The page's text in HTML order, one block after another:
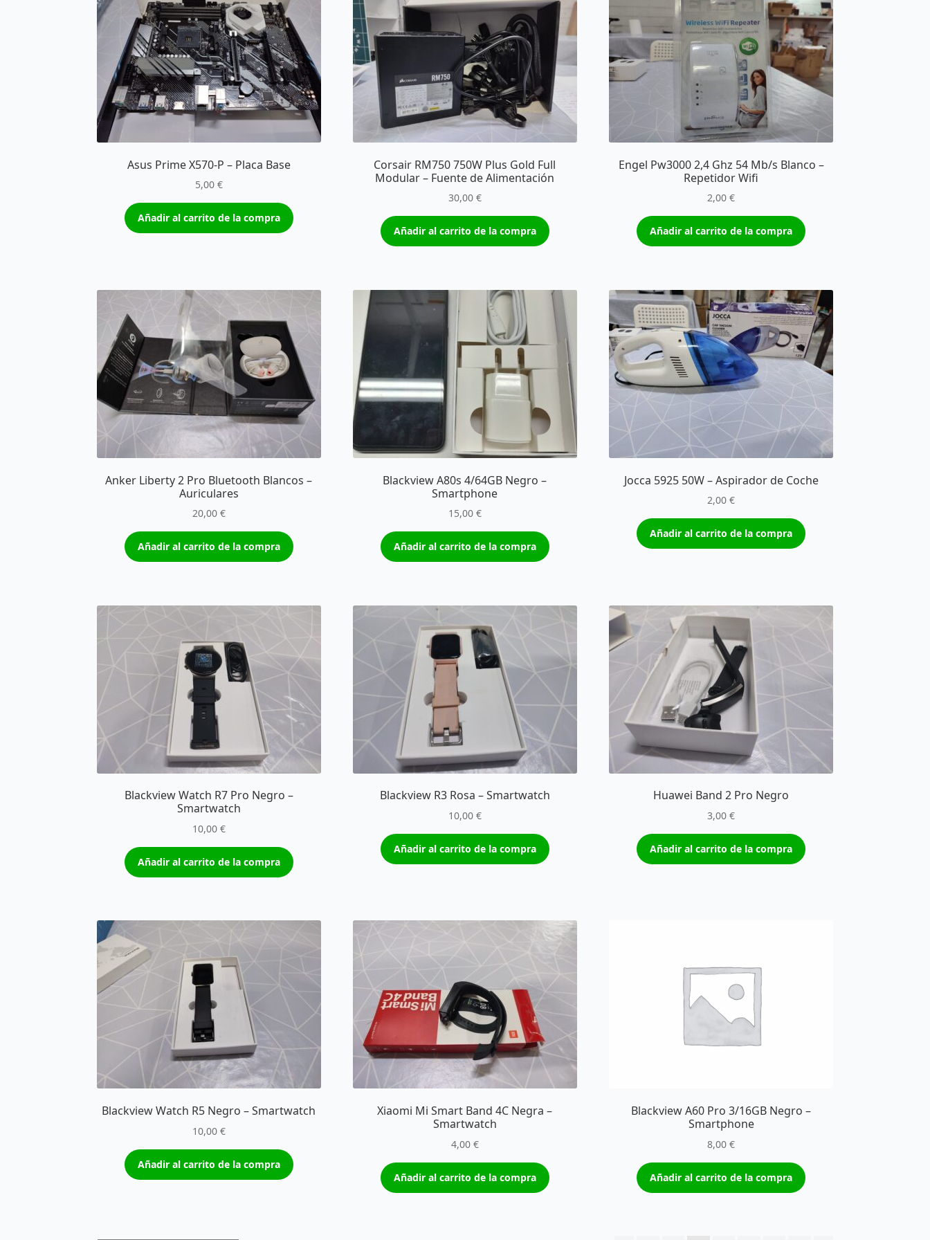
Asus Prime X570-P – Placa Base
5,00 €
Añadir al carrito de la compra
Corsair RM750 750W Plus Gold Full
Modular – Fuente de Alimentación
30,00 €
Añadir al carrito de la compra
Engel Pw3000 2,4 Ghz 54 Mb/s Blanco –
Repetidor Wifi
2,00€
Añadir al carrito de la compra
Anker Liberty 2 Pro Bluetooth Blancos –
Auriculares
20,00 €
Añadir al carrito de la compra
Blackview A80s 4/64GB Negro –
Smartphone
15,00 €
Añadir al carrito de la compra
Jocca 5925 50W – Aspirador de Coche
2,00€
Añadir al carrito de la compra
Blackview Watch R7 Pro Negro –
Smartwatch
10,00 €
Añadir al carrito de la compra
Blackview R3 Rosa – Smartwatch
10,00 €
Añadir al carrito de la compra
Huawei Band 2 Pro Negro
3,00€
Añadir al carrito de la compra
Blackview Watch R5 Negro – Smartwatch
10,00 €
Añadir al carrito de la compra
Xiaomi Mi Smart Band 4C Negra –
Smartwatch
4,00 €
Añadir al carrito de la compra
Blackview A60 Pro 3/16GB Negro –
Smartphone
8,00€
Añadir al carrito de la compra